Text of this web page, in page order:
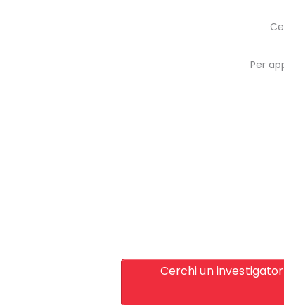
Per
Cerchi un